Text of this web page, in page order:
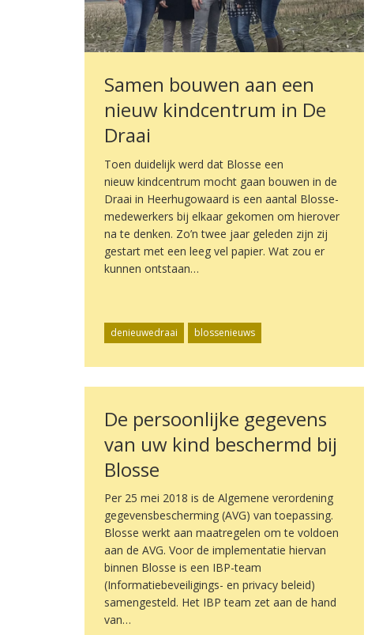
Samen bouwen aan een
nieuw kindcentrum in De
Draai
Toen duidelijk werd dat Blosse een
nieuw kindcentrum mocht gaan bouwen in de
Draai in Heerhugowaard is een aantal Blosse-
medewerkers bij elkaar gekomen om hierover
na te denken. Zo’n twee jaar geleden zijn zij
gestart met een leeg vel papier. Wat zou er
kunnen ontstaan…
denieuwedraai blossenieuws
De persoonlijke gegevens
van uw kind beschermd bij
Blosse
Per 25 mei 2018 is de Algemene verordening
gegevensbescherming (AVG) van toepassing.
Blosse werkt aan maatregelen om te voldoen
aan de AVG. Voor de implementatie hiervan
binnen Blosse is een IBP-team
(Informatiebeveiligings- en privacy beleid)
samengesteld. Het IBP team zet aan de hand
van…